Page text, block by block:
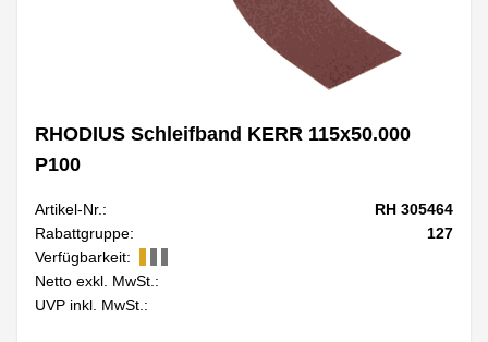
RHODIUS Schleifband KERR 115x50.000
P100
Artikel-Nr.:
RH 305464
Rabattgruppe:
127
Verfügbarkeit:
Netto exkl. MwSt.:
UVP inkl. MwSt.: